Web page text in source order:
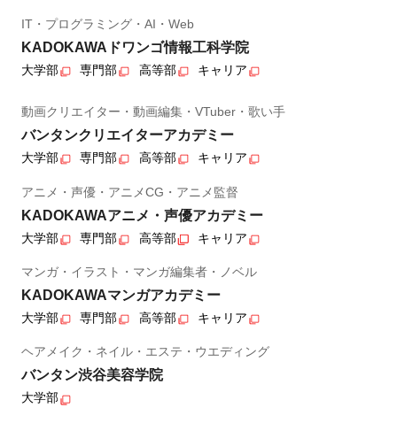
IT・プログラミング・AI・Web
KADOKAWAドワンゴ情報工科学院
大学部 専門部 高等部 キャリア
動画クリエイター・動画編集・VTuber・歌い手
バンタンクリエイターアカデミー
大学部 専門部 高等部 キャリア
アニメ・声優・アニメCG・アニメ監督
KADOKAWAアニメ・声優アカデミー
大学部 専門部 高等部 キャリア
マンガ・イラスト・マンガ編集者・ノベル
KADOKAWAマンガアカデミー
大学部 専門部 高等部 キャリア
ヘアメイク・ネイル・エステ・ウエディング
バンタン渋谷美容学院
大学部